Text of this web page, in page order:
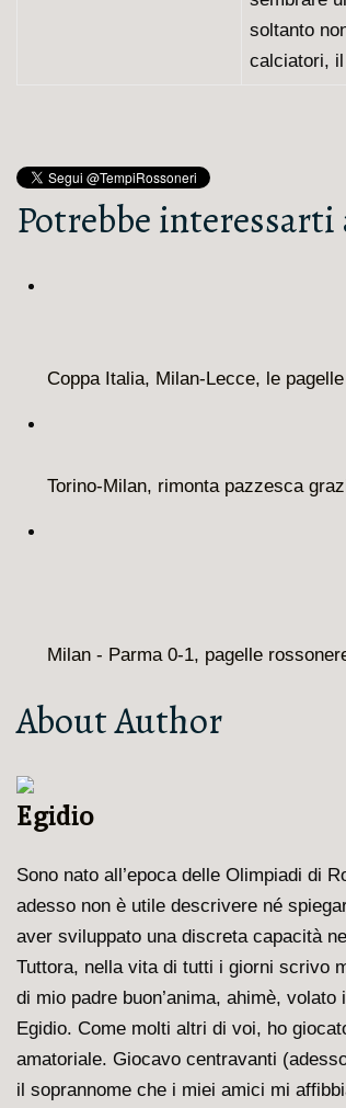
soltanto
calciatori,
Potrebbe interessarti
Coppa Italia, Milan-Lecce, le
Torino-Milan, rimonta pazzesca
Milan - Parma 0-1, pagelle
About Author
Egidio
Sono nato all’epoca delle Olimpiadi di
adesso non è utile descrivere né
aver sviluppato una discreta capacità
Tuttora, nella vita di tutti i giorni scrivo
di mio padre buon’anima, ahimè,
Egidio. Come molti altri di voi, ho
amatoriale. Giocavo centravanti
il soprannome che i miei amici mi